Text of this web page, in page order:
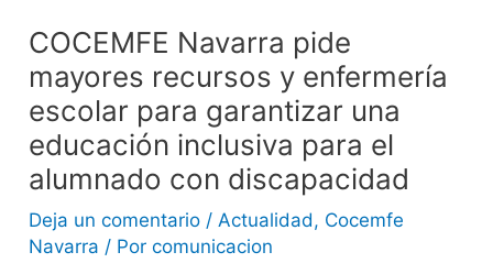
COCEMFE Navarra pide
mayores recursos y enfermería
escolar para garantizar una
educación inclusiva para el
alumnado con discapacidad
Deja un comentario /Actualidad, Cocemfe
Navarra / Porcomunicacion